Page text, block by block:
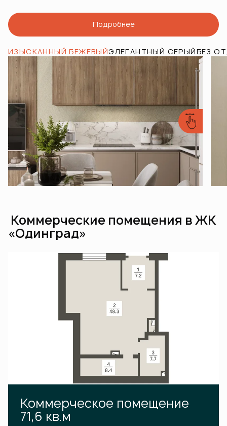
Подробнее
ИЗЫСКАННЫЙ БЕЖЕВЫЙЭЛЕГАНТНЫЙ СЕРЫЙБЕЗ
Коммерческие помещения в ЖК
«Одинград»
Коммерческое помещение
71,6 кв.м